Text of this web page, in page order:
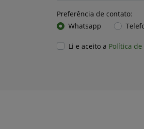
Preferência de contato:
Whatsapp
Li e aceito a Política